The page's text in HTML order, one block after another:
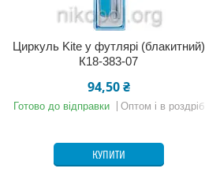
Циркуль Kite у футлярі (блакитний)
К18-383-07
94,50 ₴
Готово до відправки Оптом і в роздріб
КУПИТИ